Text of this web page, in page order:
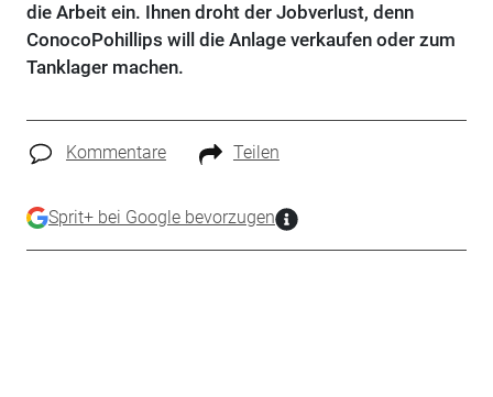
die Arbeit ein. Ihnen droht der Jobverlust, denn
ConocoPohillips will die Anlage verkaufen oder zum
Tanklager machen.
Kommentare Teilen
Sprit+ bei Google bevorzugen